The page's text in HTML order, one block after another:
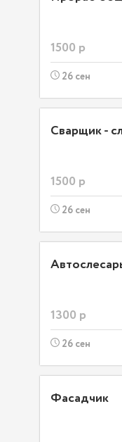
1500 р
26 сен
Сварщик -
1500 р
26 сен
1300 р
26 сен
Фасадчик